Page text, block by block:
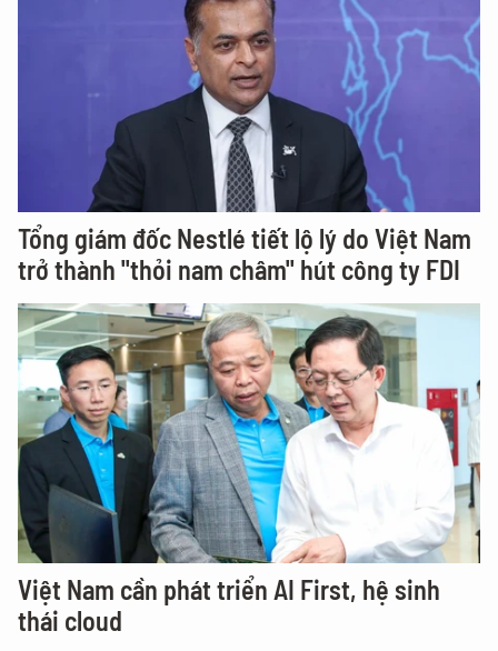
Tổng giám đốc Nestlé tiết lộ lý do Việt Nam
trở thành "thỏi nam châm" hút công ty FDI
Việt Nam cần phát triển AI First, hệ sinh
thái cloud